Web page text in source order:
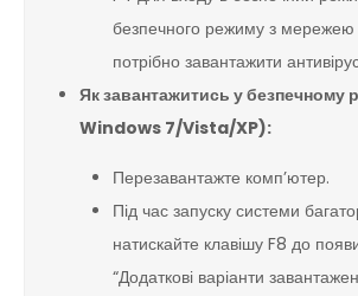
безпечного режиму з
потрібно завантажити
Як завантажитись у безпечному
Windows 7/Vista/XP):
Перезавантажте комп’ютер.
Під час запуску системи
натискайте клавішу F8 до
“Додаткові варіанти